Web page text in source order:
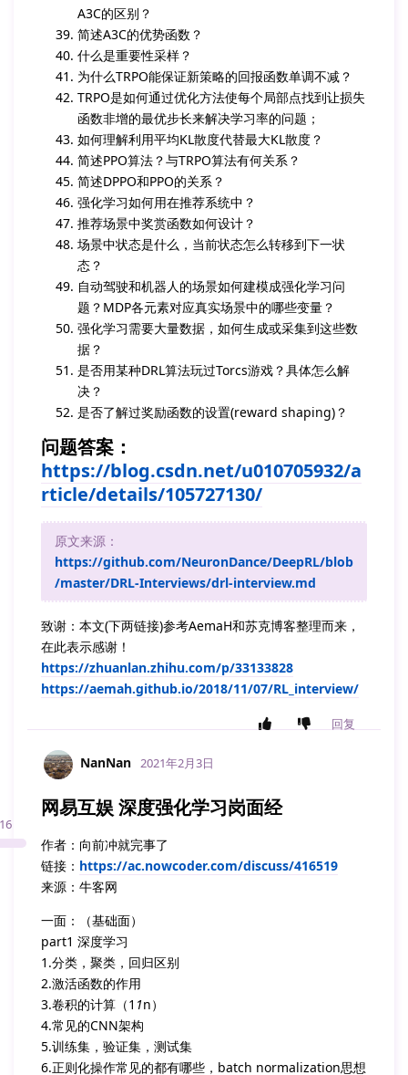
A3C的区别？
简述A3C的优势函数？
什么是重要性采样？
为什么TRPO能保证新策略的回报函数单调不减？
TRPO是如何通过优化方法使每个局部点找到让损失
函数非增的最优步长来解决学习率的问题；
如何理解利用平均KL散度代替最大KL散度？
简述PPO算法？与TRPO算法有何关系？
简述DPPO和PPO的关系？
强化学习如何用在推荐系统中？
推荐场景中奖赏函数如何设计？
场景中状态是什么，当前状态怎么转移到下一状
态？
自动驾驶和机器人的场景如何建模成强化学习问
题？MDP各元素对应真实场景中的哪些变量？
强化学习需要大量数据，如何生成或采集到这些数
据？
是否用某种DRL算法玩过Torcs游戏？具体怎么解
决？
是否了解过奖励函数的设置(reward shaping)？
问题答案：
https://blog.csdn.net/u010705932/a
rticle/details/105727130/
原文来源：
https://github.com/NeuronDance/DeepRL/blob
/master/DRL-Interviews/drl-interview.md
致谢：本文(下两链接)参考AemaH和苏克博客整理而来，
在此表示感谢！
https://zhuanlan.zhihu.com/p/33133828
https://aemah.github.io/2018/11/07/RL_interview/
回复
NanNan
16
2021年2月3日
网易互娱 深度强化学习岗面经
作者：向前冲就完事了
链接： https://ac.nowcoder.com/discuss/416519
来源：牛客网
一面：（基础面）
part1 深度学习
1.分类，聚类，回归区别
2.激活函数的作用
3.卷积的计算（1 1n）
4.常见的CNN架构
5.训练集，验证集，测试集
6.正则化操作常见的都有哪些，batch normalization思想